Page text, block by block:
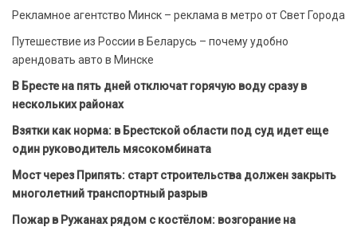
Рекламное агентство Минск – реклама в метро от Свет Города
Путешествие из России в Беларусь – почему удобно
арендовать авто в Минске
В Бресте на пять дней отключат горячую воду сразу в
нескольких районах
Взятки как норма: в Брестской области под суд идет еще
один руководитель мясокомбината
Мост через Припять: старт строительства должен закрыть
многолетний транспортный разрыв
Пожар в Ружанах рядом с костёлом: возгорание на